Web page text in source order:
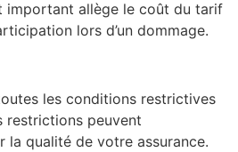
important allège le coût du tarif
lors d’un dommage.
les conditions restrictives
restrictions peuvent
la qualité de votre assurance.